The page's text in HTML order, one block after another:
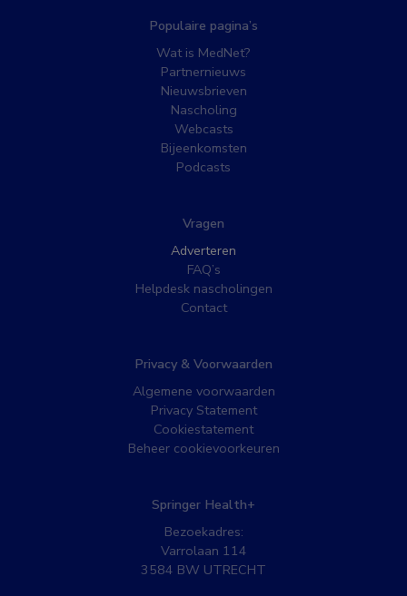
Populaire pagina’s
Wat is MedNet?
Partnernieuws
Nieuwsbrieven
Nascholing
Webcasts
Bijeenkomsten
Podcasts
Vragen
Adverteren
FAQ’s
Helpdesk nascholingen
Contact
Privacy & Voorwaarden
Algemene voorwaarden
Privacy Statement
Cookiestatement
Beheer cookievoorkeuren
Springer Health+
Bezoekadres:
Varrolaan 114
3584 BW UTRECHT